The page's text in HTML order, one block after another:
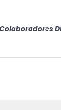
Colaboradores